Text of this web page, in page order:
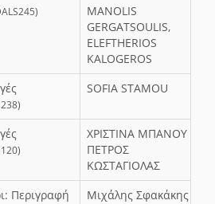
MANOLIS
GERGATSOULIS,
ELEFTHERIOS
KALOGEROS
SOFIA STAMOU
ΧΡΙΣΤΙΝΑ ΜΠΑΝΟΥ &
ΠΕΤΡΟΣ
ΚΩΣΤΑΓΙΟΛΑΣ
Περιγραφή
Μιχάλης Σφακάκης